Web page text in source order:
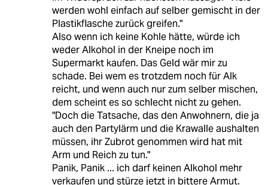
werden wohl einfach auf selber gemischt in der
Plastikflasche zurück greifen."
Also wenn ich keine Kohle hätte, würde ich
weder Alkohol in der Kneipe noch im
Supermarkt kaufen. Das Geld wär mir zu
schade. Bei wem es trotzdem noch für Alk
reicht, und wenn auch nur zum selber mischen,
dem scheint es so schlecht nicht zu gehen.
"Doch die Tatsache, das den Anwohnern, die ja
auch den Partylärm und die Krawalle aushalten
müssen, ihr Zubrot genommen wird hat mit
Arm und Reich zu tun."
Panik, Panik ... ich darf keinen Alkohol mehr
verkaufen und stürze jetzt in bittere Armut.